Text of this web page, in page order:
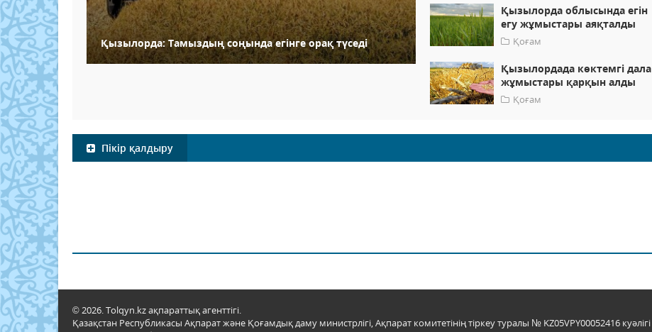
Қызылорда: Тамыздың соңында егінге орақ түседі
Қызылорда облысында егін
егу жұмыстары аяқталды
Қоғам
Қызылордада көктемгі дала
жұмыстары қарқын алды
Қоғам
Пікір қалдыру
© 2026. Tolqyn.kz ақпараттық агенттігі.
Қазақстан Республикасы Ақпарат және Қоғамдық даму министрлігі, Ақпарат комитетінің тіркеу туралы № KZ05VPY00052416 куәлігі